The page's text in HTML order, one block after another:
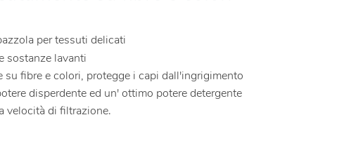
per tessuti delicati
sostanze lavanti
su fibre e colori, protegge i capi dall'ingrigimento
disperdente ed un' ottimo potere detergente
velocità di filtrazione.